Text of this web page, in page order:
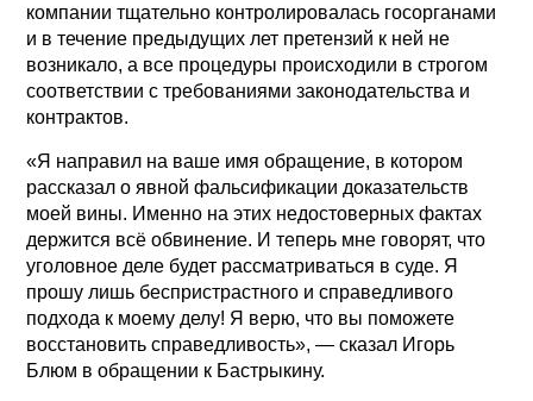
компании тщательно контролировалась госорганами
и в течение предыдущих лет претензий к ней не
возникало, а все процедуры происходили в строгом
соответствии с требованиями законодательства и
контрактов.
«Я направил на ваше имя обращение, в котором
рассказал о явной фальсификации доказательств
моей вины. Именно на этих недостоверных фактах
держится всё обвинение. И теперь мне говорят, что
уголовное деле будет рассматриваться в суде. Я
прошу лишь беспристрастного и справедливого
подхода к моему делу! Я верю, что вы поможете
восстановить справедливость», — сказал Игорь
Блюм в обращении к Бастрыкину.